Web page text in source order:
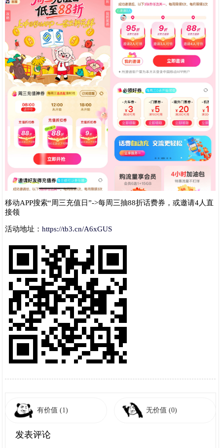
移动APP搜索“周三充值日”->每周三抽88折话费券，或邀请4人直
接领
活动地址：https://tb3.cn/A6xGUS
有价值(1) 无价值 (0)
发表评论